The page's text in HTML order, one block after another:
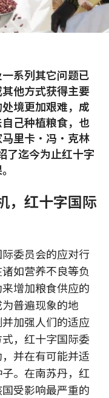
系列其它问题已
他方式获得主要
境更加艰难，成
己种植粮食，也
马里卡·冯·克林
迄今为止红十字
，红十字国际
委员会的应对行
如营养不良等负
增加粮食供应的
普遍现象的地
加强人们的适应
，红十字国际委
并在有可能并适
。在南苏丹，红
受影响最严重的